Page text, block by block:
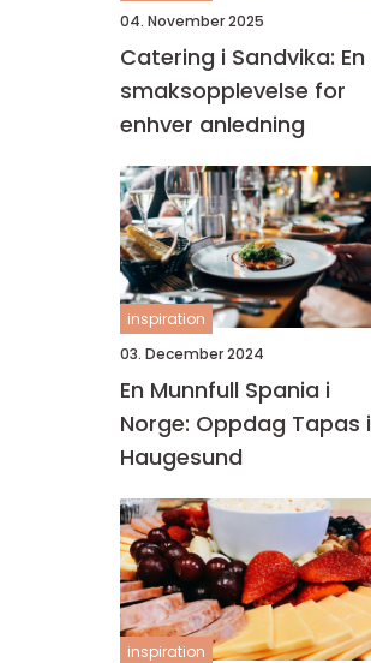
04. November 2025
Catering i Sandvika: En
smaksopplevelse for
enhver anledning
inspiration
03. December 2024
En Munnfull Spania i
Norge: Oppdag Tapas i
Haugesund
inspiration